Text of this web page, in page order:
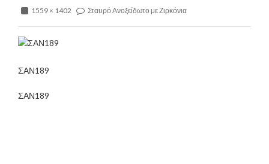
1559 × 1402 Σταυρό Ανοξείδωτο με Ζιρκόνια
ΣΑΝ189
ΣΑΝ189